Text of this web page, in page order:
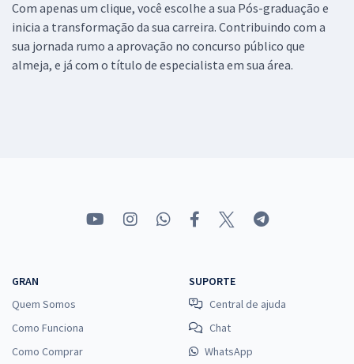
Com apenas um clique, você escolhe a sua Pós-graduação e
inicia a transformação da sua carreira. Contribuindo com a
sua jornada rumo a aprovação no concurso público que
almeja, e já com o título de especialista em sua área.
GRAN
Quem Somos
Como Funciona
Como Comprar
SUPORTE
Central de ajuda
Chat
WhatsApp